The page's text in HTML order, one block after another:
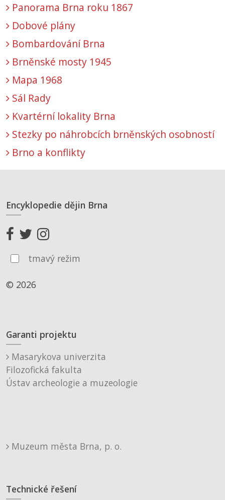
Panorama Brna roku 1867
Dobové plány
Bombardování Brna
Brněnské mosty 1945
Mapa 1968
Sál Rady
Kvartérní lokality Brna
Stezky po náhrobcích brněnských osobností
Brno a konflikty
Encyklopedie dějin Brna
tmavý režim
© 2026
Garanti projektu
Masarykova univerzita
Filozofická fakulta
Ústav archeologie a muzeologie
Muzeum města Brna, p. o.
Technické řešení